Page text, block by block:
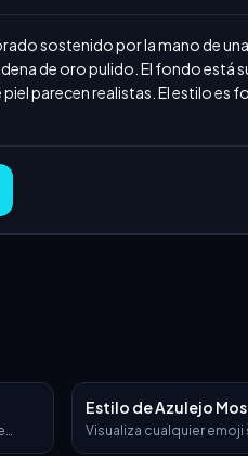
sostenido por la mano de una
de oro pulido. El fondo está
parecen realistas. El estilo es
Estilo de Azulejo
Esmalte
Visualiza cualquier